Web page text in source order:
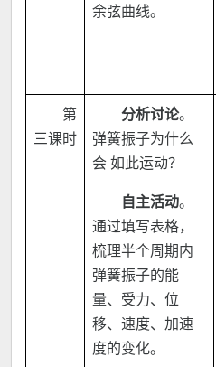
余弦曲线。
第
三课时
分析讨论。
弹簧振子为什么
会 如此运动？
自主活动。
通过填写表格，
梳理半个周期内
弹簧振子的能
量、受力、位
移、速度、加速
度的变化。